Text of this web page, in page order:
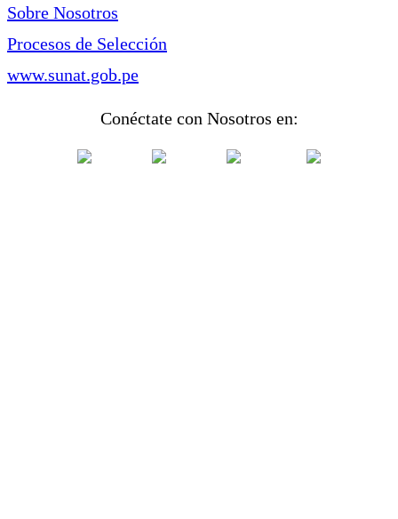
Sobre Nosotros
Procesos de Selección
www.sunat.gob.pe
Conéctate con Nosotros en: